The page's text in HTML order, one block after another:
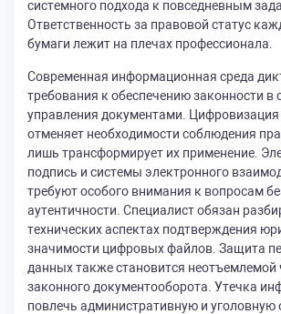
системного подхода к повседневным
Ответственность за правовой статус
бумаги лежит на плечах профессионала.
Современная информационная среда
требования к обеспечению законности в
управления документами. Цифровизация
отменяет необходимости соблюдения
лишь трансформирует их применение.
подпись и системы электронного
требуют особого внимания к вопросам
аутентичности. Специалист обязан
технических аспектах подтверждения
значимости цифровых файлов. Защита
данных также становится неотъемлемой
законного документооборота. Утечка
повлечь административную и уголовную